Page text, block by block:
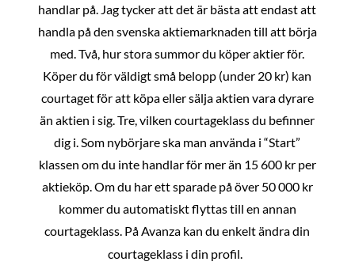
handlar på. Jag tycker att det är bästa att endast att
handla på den svenska aktiemarknaden till att börja
med. Två, hur stora summor du köper aktier för.
Köper du för väldigt små belopp (under 20 kr) kan
courtaget för att köpa eller sälja aktien vara dyrare
än aktien i sig. Tre, vilken courtageklass du befinner
dig i. Som nybörjare ska man använda i “Start”
klassen om du inte handlar för mer än 15 600 kr per
aktieköp. Om du har ett sparade på över 50 000 kr
kommer du automatiskt flyttas till en annan
courtageklass. På Avanza kan du enkelt ändra din
courtageklass i din profil.